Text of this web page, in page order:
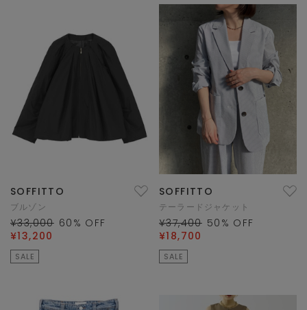
SOFFITTO
ブルゾン
¥33,000 60 % OFF
¥13,200
SALE
SOFFITTO
テーラードジャケット
¥37,400 50 % OFF
¥18,700
SALE